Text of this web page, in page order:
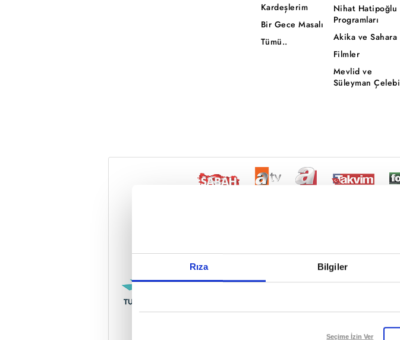
Rıza Bilgiler
Reddet
Seçime İzin Ver
Kardeşlerim
Bir Gece Masalı
Tümü..
Nihat Hatipoğlu
Programları
Akika ve Sahara
Filmler
Mevlid ve
Süleyman Çelebi